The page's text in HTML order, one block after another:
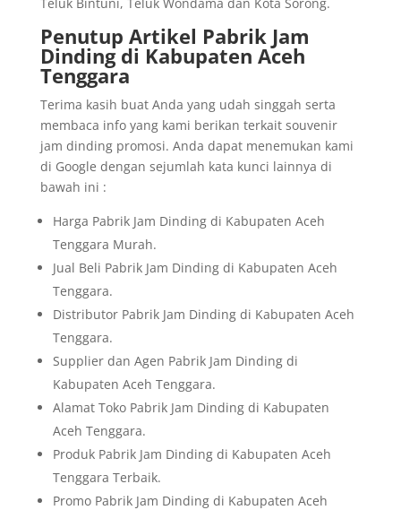
Penutup Artikel Pabrik Jam
Dinding di Kabupaten Aceh
Tenggara
Terima kasih buat Anda yang udah singgah serta
membaca info yang kami berikan terkait souvenir
jam dinding promosi. Anda dapat menemukan kami
di Google dengan sejumlah kata kunci lainnya di
bawah ini :
Harga Pabrik Jam Dinding di Kabupaten Aceh
Tenggara Murah.
Jual Beli Pabrik Jam Dinding di Kabupaten Aceh
Tenggara.
Distributor Pabrik Jam Dinding di Kabupaten Aceh
Tenggara.
Supplier dan Agen Pabrik Jam Dinding di
Kabupaten Aceh Tenggara.
Alamat Toko Pabrik Jam Dinding di Kabupaten
Aceh Tenggara.
Produk Pabrik Jam Dinding di Kabupaten Aceh
Tenggara Terbaik.
Promo Pabrik Jam Dinding di Kabupaten Aceh